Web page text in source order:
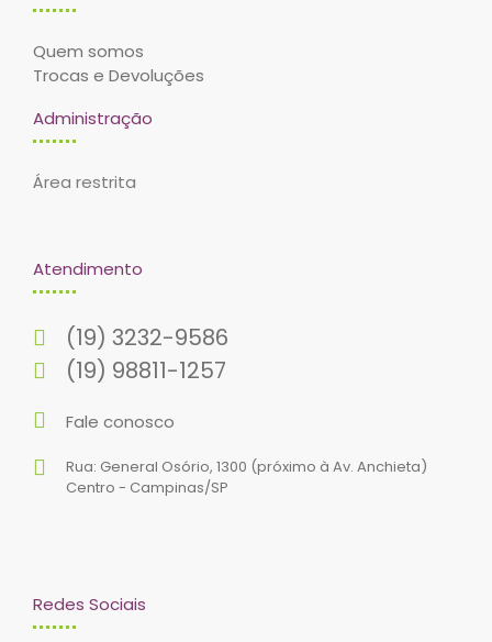
Quem somos
Trocas e Devoluções
Administração
Área restrita
Atendimento
(19) 3232-9586
(19) 98811-1257
Fale conosco
Rua: General Osório, 1300 (próximo à Av. Anchieta)
Centro - Campinas/SP
Redes Sociais